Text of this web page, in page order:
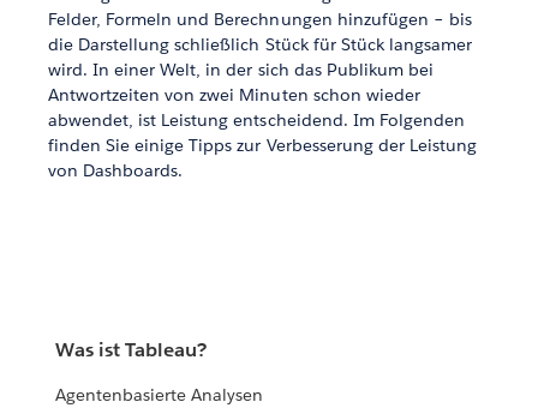
Felder, Formeln und Berechnungen hinzufügen – bis
die Darstellung schließlich Stück für Stück langsamer
wird. In einer Welt, in der sich das Publikum bei
Antwortzeiten von zwei Minuten schon wieder
abwendet, ist Leistung entscheidend. Im Folgenden
finden Sie einige Tipps zur Verbesserung der Leistung
von Dashboards.
Was ist Tableau?
Agentenbasierte Analysen